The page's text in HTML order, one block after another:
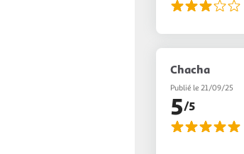
Chacha
Publié le 21/09/25
5/5